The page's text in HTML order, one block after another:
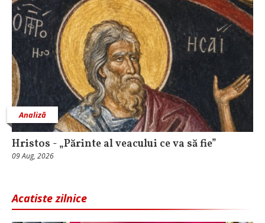
Analiză
Hristos - „Părinte al veacului ce va să fie”
09 Aug, 2026
Acatiste zilnice